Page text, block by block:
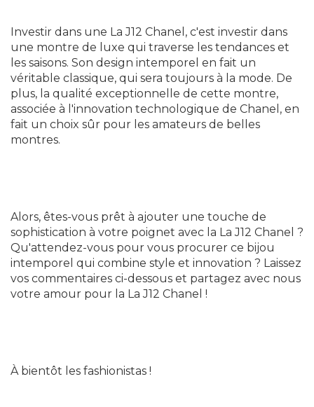
Investir dans une La J12 Chanel, c'est investir dans
une montre de luxe qui traverse les tendances et
les saisons. Son design intemporel en fait un
véritable classique, qui sera toujours à la mode. De
plus, la qualité exceptionnelle de cette montre,
associée à l'innovation technologique de Chanel, en
fait un choix sûr pour les amateurs de belles
montres.
Alors, êtes-vous prêt à ajouter une touche de
sophistication à votre poignet avec la La J12 Chanel ?
Qu'attendez-vous pour vous procurer ce bijou
intemporel qui combine style et innovation ? Laissez
vos commentaires ci-dessous et partagez avec nous
votre amour pour la La J12 Chanel !
À bientôt les fashionistas !